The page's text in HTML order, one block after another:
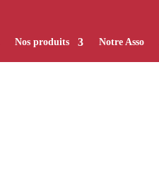
Nos produits Notre Asso